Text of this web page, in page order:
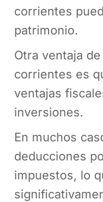
corrientes
patrimonio.
Otra ventaja
corrientes es
ventajas
inversiones.
En muchos
deducciones
impuestos, lo